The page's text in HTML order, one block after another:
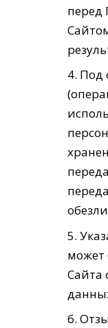
перед
Под
может
Сайта